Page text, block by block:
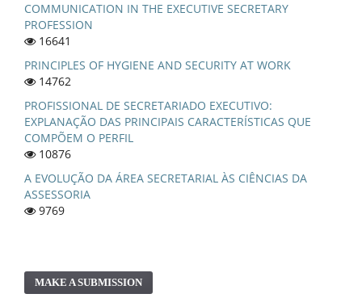
COMMUNICATION IN THE EXECUTIVE SECRETARY
PROFESSION
16641
PRINCIPLES OF HYGIENE AND SECURITY AT WORK
14762
PROFISSIONAL DE SECRETARIADO EXECUTIVO:
EXPLANAÇÃO DAS PRINCIPAIS CARACTERÍSTICAS QUE
COMPÕEM O PERFIL
10876
A EVOLUÇÃO DA ÁREA SECRETARIAL ÀS CIÊNCIAS DA
ASSESSORIA
9769
MAKE A SUBMISSION